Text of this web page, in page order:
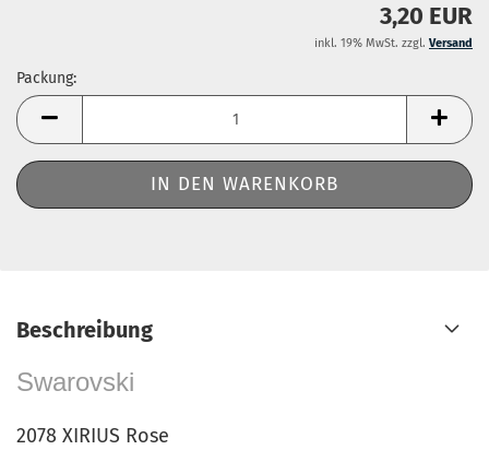
3,20 EUR
inkl. 19% MwSt. zzgl. Versand
Packung:
Packung
Beschreibung
Swarovski
2078 XIRIUS Rose